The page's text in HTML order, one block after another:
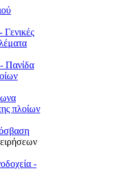
Πανίδα
πλοίων
-